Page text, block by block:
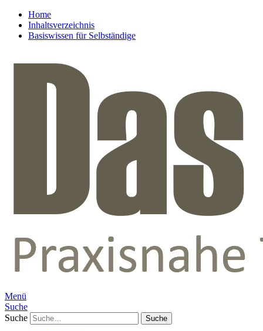
Home
Inhaltsverzeichnis
Basiswissen für Selbständige
Menü
Suche
Suche